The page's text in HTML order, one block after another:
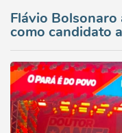
Flávio
como candidato